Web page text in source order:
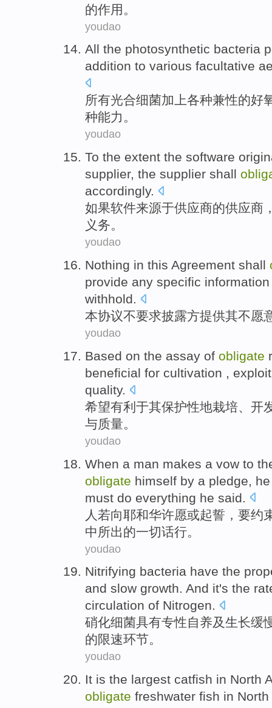
的作用 。
youdao
All the photosynthetic bacteria
addition to various facultative
所有光合细菌加上各种兼性的好
种能力 。
youdao
To the extent the software
supplier, the supplier shall
accordingly.
如果软件来源于供应商的供应商
义务。
youdao
Nothing in this Agreement shall
provide any specific information
withhold.
本协议不要求披露方提供其不愿
youdao
Based on the assay of obligate
beneficial for cultivation ,
quality.
希望有利于其保护性地栽培、 开
与质量。
youdao
When a man makes a vow to
obligate himself by a pledge ,
must do everything he said.
人 若向耶和华许愿或起誓 ，要约
中所出的一切话行。
youdao
Nitrifying bacteria have the
and slow growth. And it's the
circulation of Nitrogen.
硝化细菌具有专性自养及生长缓
的限速环节。
youdao
It is the largest catfish in North
obligate freshwater fish in